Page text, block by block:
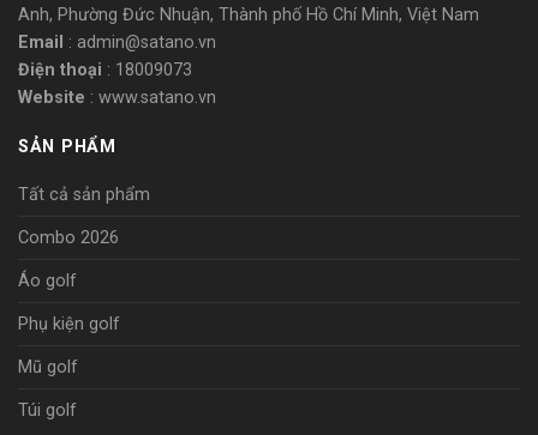
Anh, Phường Đức Nhuận, Thành phố Hồ Chí Minh, Việt Nam
Email : admin@satano.vn
Điện thoại : 18009073
Website : www.satano.vn
SẢN PHẨM
Tất cả sản phẩm
Combo 2026
Áo golf
Phụ kiện golf
Mũ golf
Túi golf